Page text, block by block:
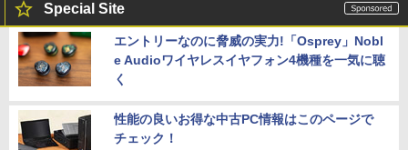
Special Site
エントリーなのに脅威の実力!「Osprey」Nobl
e Audioワイヤレスイヤフォン4機種を一気に聴
く
性能の良いお得な中古PC情報はこのページで
チェック！